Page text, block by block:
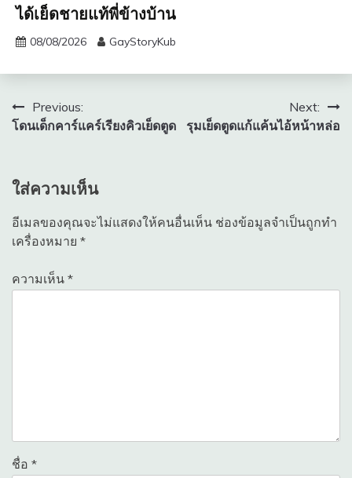
ได้เย็ดชายแท้พี่ข้างบ้าน
08/08/2026 GayStoryKub
แนะแนว
เรื่อง
Previous:
โดนเด็กคาร์แคร์เรียงคิวเย็ดตูด
Next:
รุมเย็ดตูดแก้แค้นไอ้หน้าหล่อ
ใส่ความเห็น
อีเมลของคุณจะไม่แสดงให้คนอื่นเห็น ช่องข้อมูลจำเป็นถูกทำ
เครื่องหมาย *
ความเห็น *
ชื่อ *